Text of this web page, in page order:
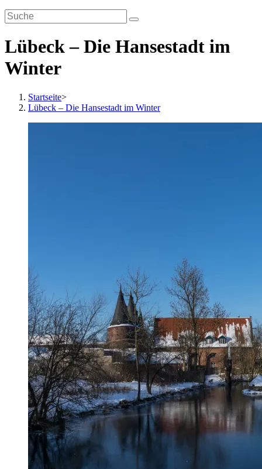
Lübeck – Die Hansestadt im
Winter
Startseite>
Lübeck – Die Hansestadt im Winter